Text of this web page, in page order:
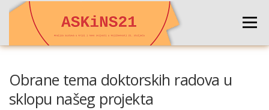
Preskoči
Izbornik
Obrane tema doktorskih radova u
sklopu našeg projekta